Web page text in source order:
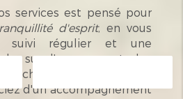
services est pensé pour
d'esprit, en vous
suivi régulier et une
sur l'avancement des
le choix de travailler avec
d'un accompagnement